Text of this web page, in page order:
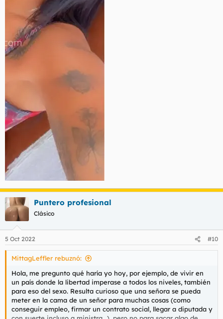
Puntero profesional
Clásico
5 Oct 2022 #10
MittagLeffler rebuznó:
Hola, me pregunto qué haría yo hoy, por ejemplo, de vivir en
un país donde la libertad imperase a todos los niveles, también
para eso del sexo. Resulta curioso que una señora se pueda
meter en la cama de un señor para muchas cosas (como
conseguir empleo, firmar un contrato social, llegar a diputada y